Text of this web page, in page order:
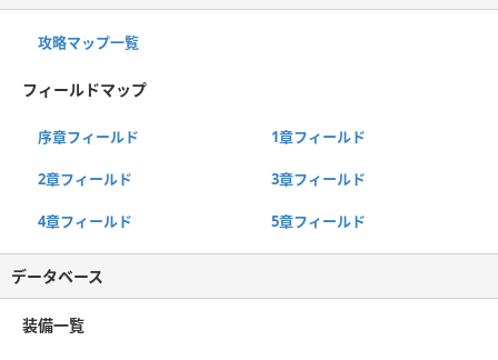
攻略マップ一覧
フィールドマップ
序章フィールド 1章フィールド
2章フィールド 3章フィールド
4章フィールド 5章フィールド
データベース
装備一覧